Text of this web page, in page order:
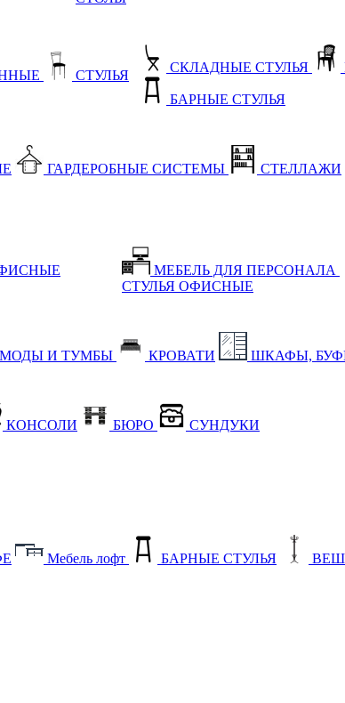
СТУЛЬЯ
СКЛАДНЫЕ СТУЛЬЯ
БАРНЫЕ СТУЛЬЯ
ГАРДЕРОБНЫЕ СИСТЕМЫ СТЕЛЛАЖИ
МЕБЕЛЬ ДЛЯ ПЕРСОНАЛА
СТУЛЬЯ ОФИСНЫЕ
И ТУМБЫ КРОВАТИ ШКАФЫ,
КОНСОЛИ БЮРО СУНДУКИ
Мебель лофт БАРНЫЕ СТУЛЬЯ